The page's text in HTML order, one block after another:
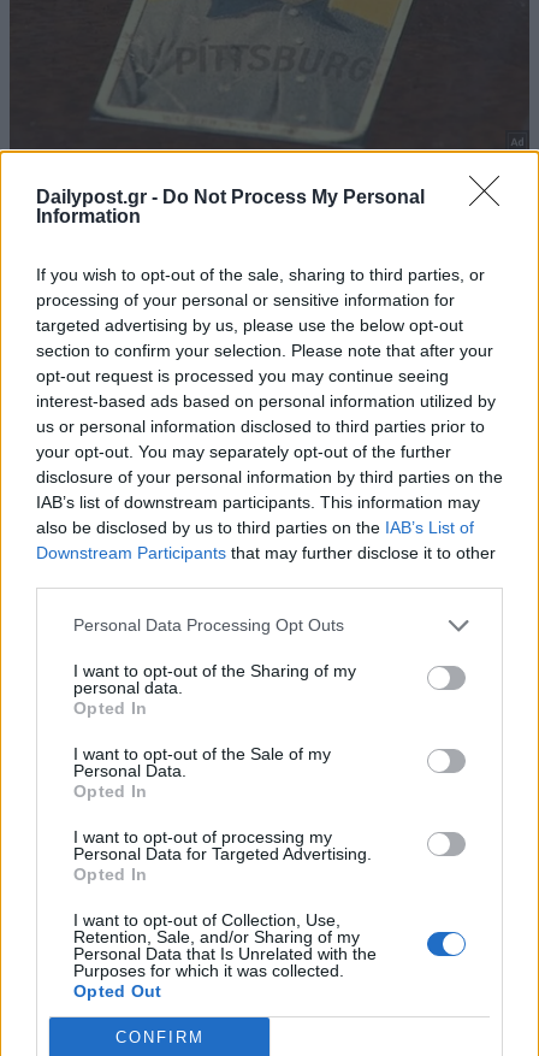
Dailypost.gr - Do Not Process My Personal
Information
If you wish to opt-out of the sale, sharing to third parties, or
processing of your personal or sensitive information for
targeted advertising by us, please use the below opt-out
section to confirm your selection. Please note that after your
opt-out request is processed you may continue seeing
interest-based ads based on personal information utilized by
us or personal information disclosed to third parties prior to
your opt-out. You may separately opt-out of the further
disclosure of your personal information by third parties on the
IAB’s list of downstream participants. This information may
also be disclosed by us to third parties on the IAB’s List of
Downstream Participants that may further disclose it to other
Personal Data Processing Opt Outs
I want to opt-out of the Sharing of my
personal data.
Opted In
I want to opt-out of the Sale of my
Personal Data.
Opted In
I want to opt-out of processing my
Personal Data for Targeted Advertising.
Opted In
I want to opt-out of Collection, Use,
Retention, Sale, and/or Sharing of my
Personal Data that Is Unrelated with the
Purposes for which it was collected.
Opted Out
CONFIRM